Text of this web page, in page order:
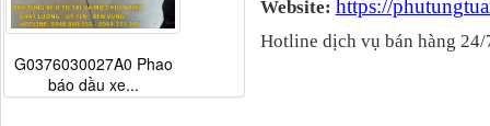
Website: https://
Hotline dịch vụ bán hàng 24/
G0376030027A0 Phao
báo dầu xe...